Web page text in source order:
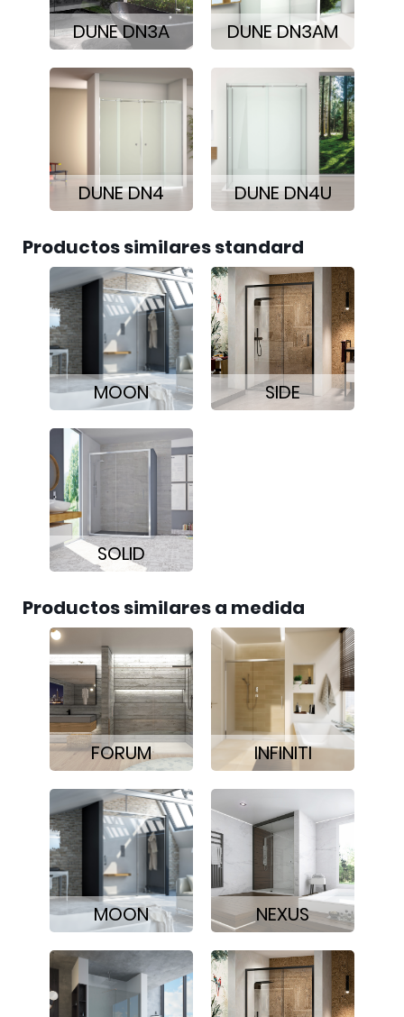
DUNE DN3A DUNE DN3AM
DUNE DN4 DUNE DN4U
Productos similares standard
MOON SIDE
SOLID
Productos similares a medida
FORUM INFINITI
MOON NEXUS